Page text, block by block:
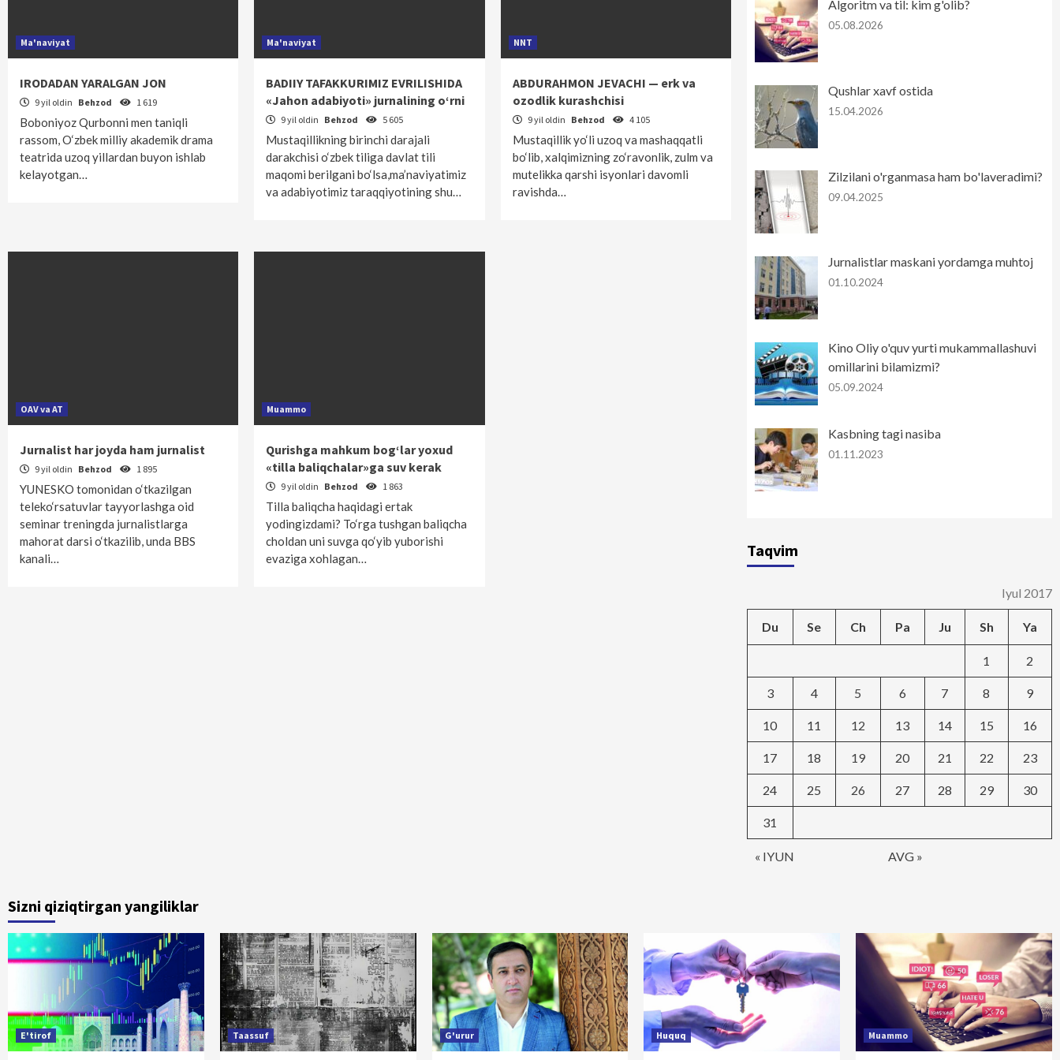
Ma'naviyat
IRODADAN YARALGAN JON
9 yil oldin Behzod 1 619
Boboniyoz Qurbonni men taniqli
rassom, O‘zbek milliy akademik drama
teatrida uzoq yillardan buyon ishlab
kelayotgan…
Ma'naviyat
BADIIY TAFAKKURIMIZ EVRILISHIDA
«Jahon adabiyoti» jurnalining o‘rni
9 yil oldin Behzod 5 605
Mustaqillikning birinchi darajali
darakchisi o‘zbek tiliga davlat tili
maqomi berilgani bo‘lsa,ma’naviyatimiz
va adabiyotimiz taraqqiyotining shu…
NNT
ABDURAHMON JEVACHI — erk va
ozodlik kurashchisi
9 yil oldin Behzod 4 105
Mustaqillik yo‘li uzoq va mashaqqatli
bo‘lib, xalqimizning zo‘ravonlik, zulm va
mutelikka qarshi isyonlari davomli
ravishda…
OAV va AT
Jurnalist har joyda ham jurnalist
9 yil oldin Behzod 1 895
YUNESKO tomonidan o‘tkazilgan
teleko‘rsatuvlar tayyorlashga oid
seminar treningda jurnalistlarga
mahorat darsi o‘tkazilib, unda BBS
kanali…
Muammo
Qurishga mahkum bog‘lar yoxud
«tilla baliqchalar»ga suv kerak
9 yil oldin Behzod 1 863
Tilla baliqcha haqidagi ertak
yodingizdami? To‘rga tushgan baliqcha
choldan uni suvga qo‘yib yuborishi
evaziga xohlagan…
Algoritm va til: kim g'olib?
05.08.2026
Qushlar xavf ostida
15.04.2026
Zilzilani o'rganmasa ham bo'laveradimi?
09.04.2025
Jurnalistlar maskani yordamga muhtoj
01.10.2024
Kino Oliy o'quv yurti mukammallashuvi
omillarini bilamizmi?
05.09.2024
Kasbning tagi nasiba
01.11.2023
Taqvim
Iyul 2017
Du Se Ch Pa Ju Sh Ya
« IYUN AVG »
1 2
3 4 5 6 7 8 9
10 11 12 13 14 15 16
17 18 19 20 21 22 23
24 25 26 27 28 29 30
31
Sizni qiziqtirgan yangiliklar
E'tirof Taassuf G'urur Huquq Muammo